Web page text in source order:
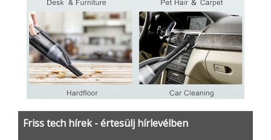
Friss tech hírek - értesülj hírlevélben